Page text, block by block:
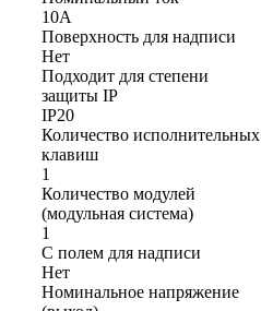
10А
Поверхность для надписи
Нет
Подходит для степени
защиты IP
IP20
Количество исполнительных
клавиш
1
Количество модулей
(модульная система)
1
С полем для надписи
Нет
Номинальное напряжение